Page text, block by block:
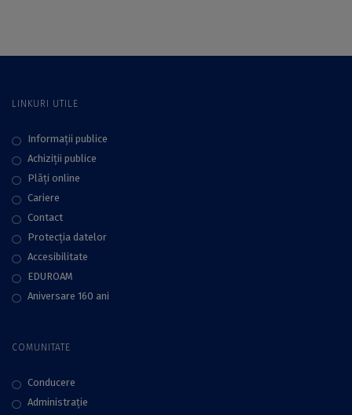
LINKURI UTILE
Informații publice
Achiziții publice
Plăţi online
Cariere
Contact
Protecţia datelor
Accesibilitate
EDUROAM
Aniversare 160 ani
COMUNITATE
Conducere
Administraţie